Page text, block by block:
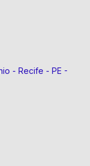
- Recife - PE -